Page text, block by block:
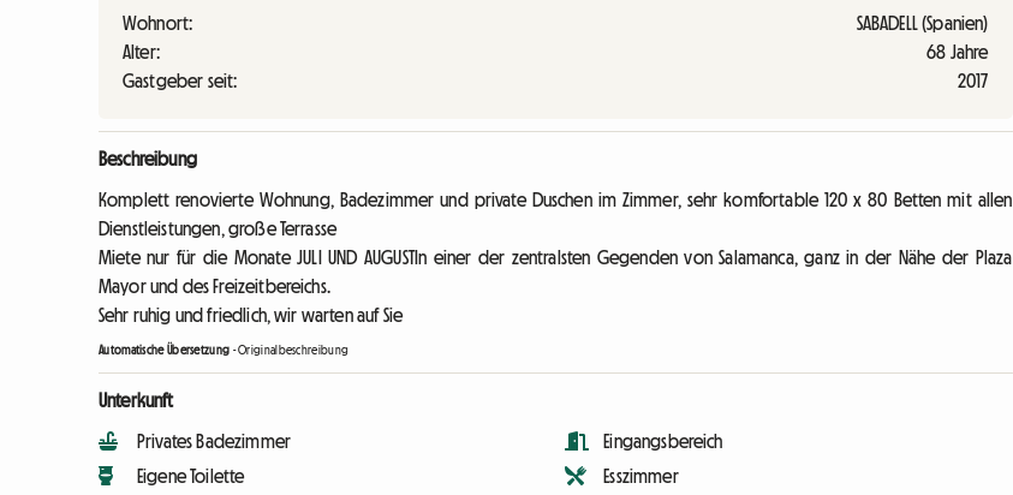
Wohnort:
SABADELL (Spanien)
Alter:
68 Jahre
Gastgeber seit:
2017
Beschreibung
Komplett renovierte Wohnung, Badezimmer und private Duschen im Zimmer, sehr komfortable 120 x 80 Betten mit allen
Dienstleistungen, große Terrasse
Miete nur für die Monate JULI UND AUGUSTIn einer der zentralsten Gegenden von Salamanca, ganz in der Nähe der Plaza
Mayor und des Freizeitbereichs.
Sehr ruhig und friedlich, wir warten auf Sie
Automatische Übersetzung -Originalbeschreibung
Unterkunft
Privates Badezimmer
Eigene Toilette
Eingangsbereich
Esszimmer